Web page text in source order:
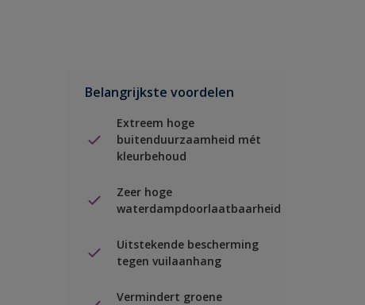
Belangrijkste voordelen
Extreem hoge
buitenduurzaamheid mét
kleurbehoud
Zeer hoge
waterdampdoorlaatbaarheid
Uitstekende bescherming
tegen vuilaanhang
Vermindert groene